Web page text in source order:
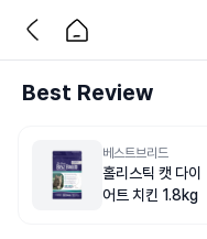
Best Review
베스트브리드
홀리스틱 캣 다이
어트 치킨 1.8kg